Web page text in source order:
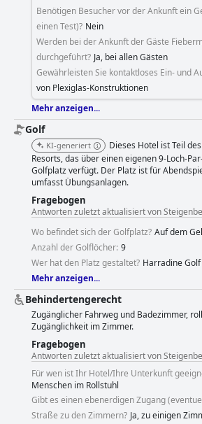
Benötigen Besucher vor der Ankunft ein
einen Test)? Nein
Werden bei der Ankunft der Gäste
durchgeführt? Ja, bei allen Gästen
Gewährleisten Sie kontaktloses Ein- und
von Plexiglas-Konstruktionen
Mehr anzeigen...
Golf
KI-generiert
Dieses Hotel ist Teil
Resorts, das über einen eigenen 9-Loch-
Golfplatz verfügt. Der Platz ist für
umfasst Übungsanlagen.
Fragebogen
Antworten zuletzt aktualisiert von
Wo befindet sich der Golfplatz? Auf dem
Anzahl der Golflöcher: 9
Wer hat den Platz gestaltet? Harradine Golf
Mehr anzeigen...
Behindertengerecht
Zugänglicher Fahrweg und Badezimmer,
Zugänglichkeit im Zimmer.
Fragebogen
Antworten zuletzt aktualisiert von
Für wen ist Ihr Hotel/Ihre Unterkunft
Menschen im Rollstuhl
Gibt es einen ebenerdigen Zugang
Straße zu den Zimmern? Ja, zu einigen